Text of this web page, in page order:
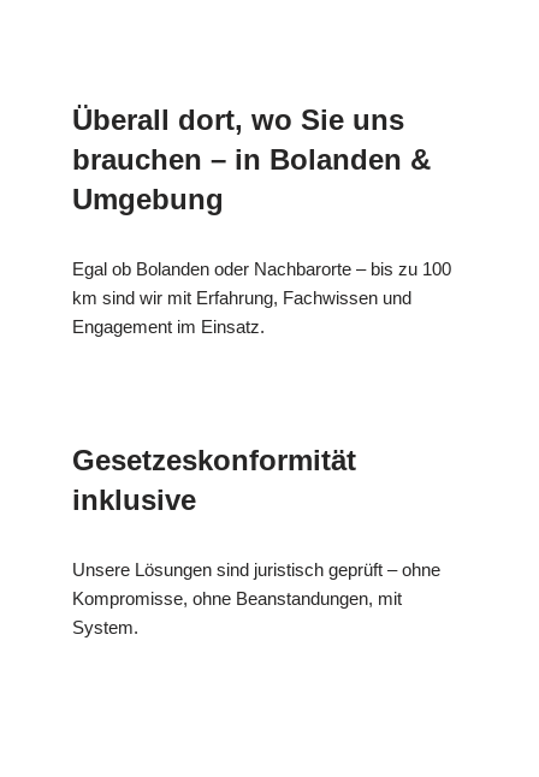
Überall dort, wo Sie uns
brauchen – in Bolanden &
Umgebung
Egal ob Bolanden oder Nachbarorte – bis zu 100
km sind wir mit Erfahrung, Fachwissen und
Engagement im Einsatz.
Gesetzeskonformität
inklusive
Unsere Lösungen sind juristisch geprüft – ohne
Kompromisse, ohne Beanstandungen, mit
System.